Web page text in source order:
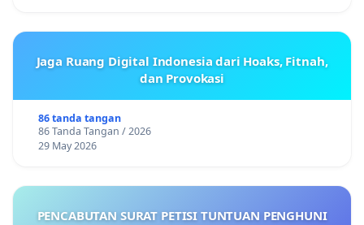
Jaga Ruang Digital Indonesia dari Hoaks, Fitnah,
dan Provokasi
86 tanda tangan
86 Tanda Tangan / 2026
29 May 2026
PENCABUTAN SURAT PETISI TUNTUAN PENGHUNI